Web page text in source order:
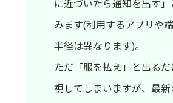
に近づいたら通知を出す
みます(利用するアプリや
半径は異なります)。
ただ「服を払え」と出る
視してしまいますが、最